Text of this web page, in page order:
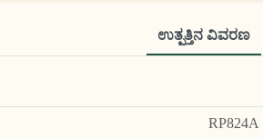
ಉತ್ಪತ್ತಿನ ವಿವರಣ
RP824A